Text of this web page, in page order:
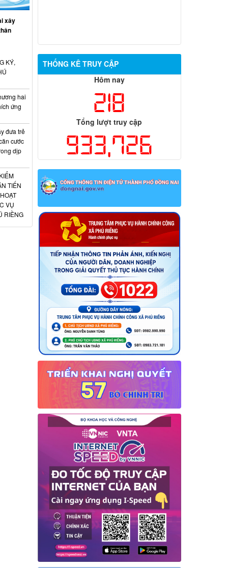
THỐNG KÊ TRUY CẬP
Hôm nay
218
Tổng lượt truy cập
933,726
xây
KÝ,
hai
ứng
đưa trẻ
cước
dịp
TIẾN
VỤ
RIỀNG